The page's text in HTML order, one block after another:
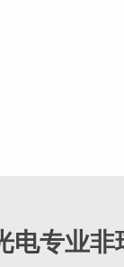
电专业非